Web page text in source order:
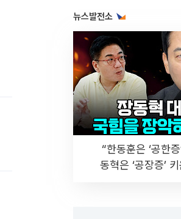
뉴스발전소
“한동훈은 ‘공한
동혁은 ‘공장증’